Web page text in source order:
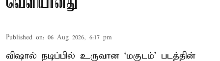
வெளியானது
Published on: 06 Aug 2026, 6:17 pm
விஷால் நடிப்பில் உருவான ‘மகுடம்’ படத்தின்